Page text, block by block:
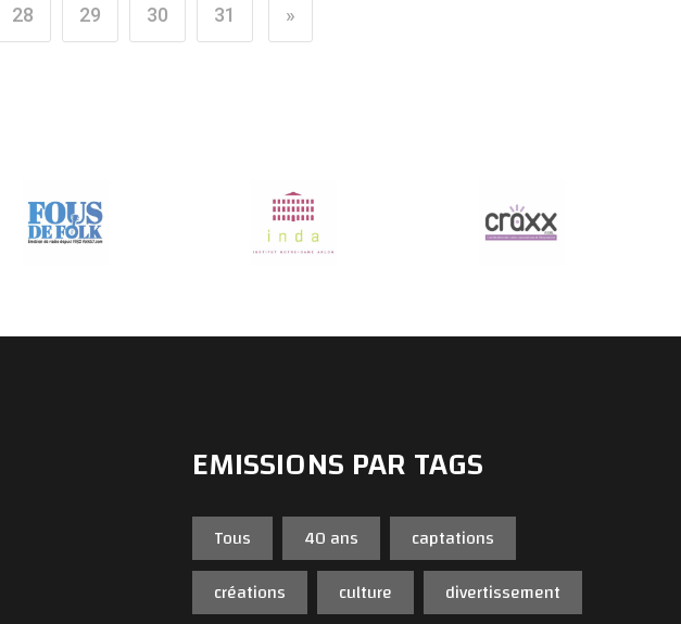
28 29 30 31 »
EMISSIONS PAR TAGS
Tous 40 ans
captations
créations
culture divertissement